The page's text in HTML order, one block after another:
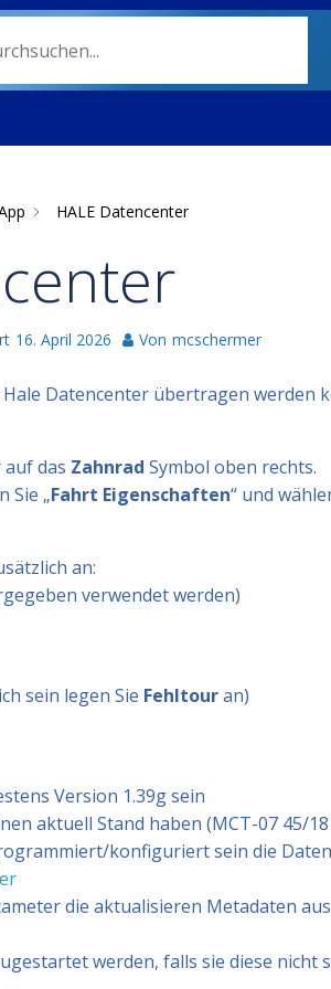
HALE Datencenter
16. April 2026 Von mcschermer
Hale Datencenter übertragen
auf das Zahnrad Symbol oben rechts.
Sie „Fahrt Eigenschaften“ und
an:
verwendet werden)
sein legen Sie Fehltouran)
Version 1.39g sein
aktuell Stand haben (MCT-07 45/
konfiguriert sein die
die aktualisieren Metadaten
werden, falls sie diese nicht